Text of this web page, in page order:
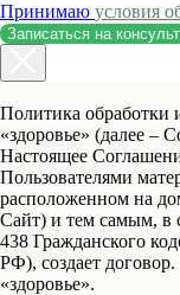
Принимаю условия
Записаться на
Политика
«здоровье» (далее –
Настоящее
Пользователями
расположенном на
Сайт) и тем самым, в
438 Гражданского
РФ), создает
«здоровье».